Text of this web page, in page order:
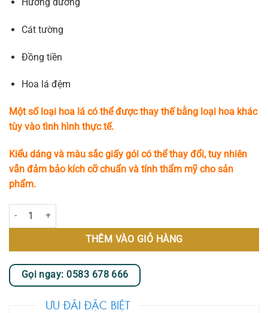
Cát tường
Đồng tiền
Hoa lá đệm
Một số loại hoa lá có thể được thay thế bằng loại hoa khác
tùy vào tình hình thực tế.
Kiểu dáng và màu sắc giấy gói có thể thay đổi, tuy nhiên
vẫn đảm bảo kích cỡ chuẩn và tính thẩm mỹ cho sản
phẩm.
Ngày Nắng Lên số lượng
THÊM VÀO GIỎ HÀNG
Gọi ngay: 0583 678 666
ƯU ĐÃI ĐẶC BIỆT